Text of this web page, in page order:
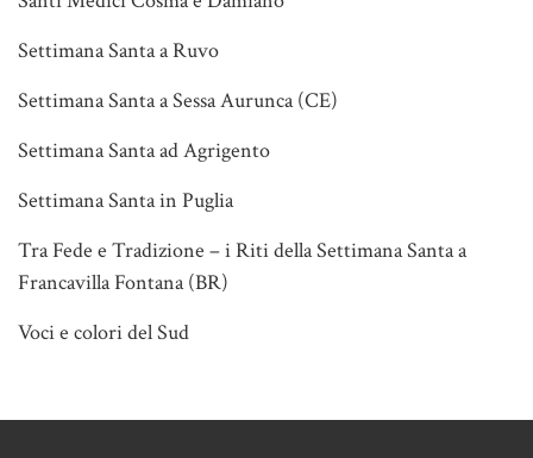
Settimana Santa a Ruvo
Settimana Santa a Sessa Aurunca (CE)
Settimana Santa ad Agrigento
Settimana Santa in Puglia
Tra Fede e Tradizione – i Riti della Settimana Santa a
Francavilla Fontana (BR)
Voci e colori del Sud